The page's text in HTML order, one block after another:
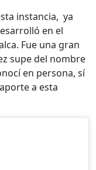
instancia, ya
en el
Fue una gran
supe del nombre
en persona, sí
a esta